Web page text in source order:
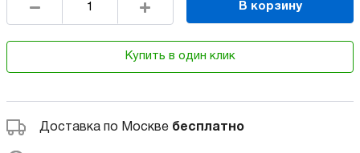
В корзину
Купить в один клик
Доставка по Москве бесплатно